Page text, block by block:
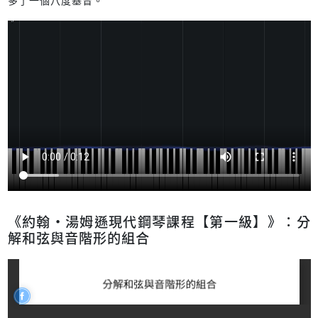
《約翰‧湯姆遜現代鋼琴課程【第一級】》：分
解和弦與音階形的組合